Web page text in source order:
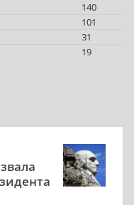
140
101
31
19